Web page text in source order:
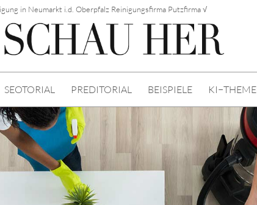
in Neumarkt i.d. Oberpfalz Reinigungsfirma Putzfirma √
SEOTORIAL PREDITORIAL BEISPIELE